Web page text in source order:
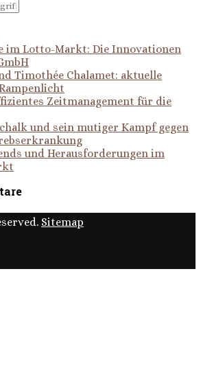
im Lotto-Markt: Die Innovationen
Timothée Chalamet: aktuelle
Zeitmanagement für die
und sein mutiger Kampf gegen
und Herausforderungen im
Sitemap